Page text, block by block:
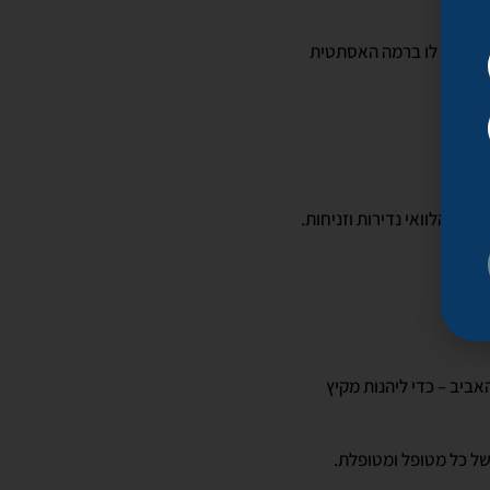
לו ברמה האסתטית
הלוואי נדירות וזניחות.
– כדי ליהנות מקיץ